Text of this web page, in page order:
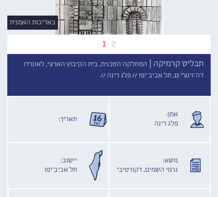
1 2
באדיבות האמנית
תבליט קרמיקה |
המחלקה הטכנית, בית הקיבוץ הארצי, לאונרדו
דה־וינצ'י 13, תל אביב־יפו //
פלג רינה //
אמן:
פלג רינה
תאריך:
נושא:
גרמי השמים, דקורטיבי
יישוב:
תל אביב־יפו